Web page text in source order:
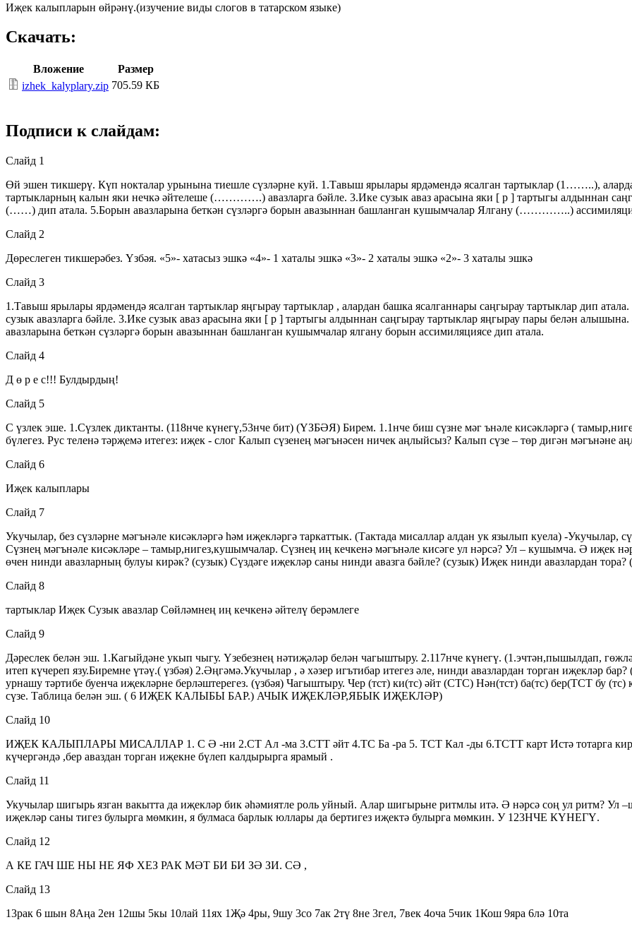
Иҗек калыпларын өйрәнү.(изучение виды слогов в татарском языке)
Скачать:
Вложение
Размер
izhek_kalyplary.zip 705.59 КБ
Подписи к слайдам:
Слайд 1
Өй эшен тикшерү. Күп нокталар урынына тиешле сүзләрне куй. 1.Тавыш ярылары ярдәмендә ясалган тартыклар (1……..),
тартыкларның калын яки нечкә әйтелеше (………….) авазларга бәйле. 3.Ике сузык аваз арасына яки [ р ] тартыгы алдыннан
(……) дип атала. 5.Борын авазларына беткән сүзләргә борын авазыннан башланган кушымчалар Ялгану (…………..)
Слайд 2
Дөреслеген тикшерәбез. Үзбәя. «5»- хатасыз эшкә «4»- 1 хаталы эшкә «3»- 2 хаталы эшкә «2»- 3 хаталы эшкә
Слайд 3
1.Тавыш ярылары ярдәмендә ясалган тартыклар яңгырау тартыклар , алардан башка ясалганнары саңгырау тартыклар дип
сузык авазларга бәйле. 3.Ике сузык аваз арасына яки [ р ] тартыгы алдыннан саңгырау тартыклар яңгырау пары белән
авазларына беткән сүзләргә борын авазыннан башланган кушымчалар ялгану борын ассимиляциясе дип атала.
Слайд 4
Д ө р е с!!! Булдырдың!
Слайд 5
С үзлек эше. 1.Сүзлек диктанты. (118нче күнегү,53нче бит) (ҮЗБӘЯ) Бирем. 1.1нче биш сүзне мәг ънәле кисәкләргә (
бүлегез. Рус теленә тәрҗемә итегез: иҗек - слог Калып сүзенең мәгънәсен ничек аңлыйсыз? Калып сүзе – төр дигән мәгънәне
Слайд 6
Иҗек калыплары
Слайд 7
Укучылар, без сүзләрне мәгънәле кисәкләргә һәм иҗекләргә таркаттык. (Тактада мисаллар алдан ук язылып куела) -Укучылар,
Сүзнең мәгънәле кисәкләре – тамыр,нигез,кушымчалар. Сүзнең иң кечкенә мәгънәле кисәге ул нәрсә? Ул – кушымча. Ә иҗек
өчен нинди авазларның булуы кирәк? (сузык) Сүздәге иҗекләр саны нинди авазга бәйле? (сузык) Иҗек нинди авазлардан тора?
Слайд 8
тартыклар Иҗек Сузык авазлар Сөйләмнең иң кечкенә әйтелү берәмлеге
Слайд 9
Дәреслек белән эш. 1.Кагыйдәне укып чыгу. Үзебезнең нәтиҗәләр белән чагыштыру. 2.117нче күнегү. (1.эчтән,пышылдап,
итеп күчереп язу.Биремне үтәү.( үзбәя) 2.Әңгәмә.Укучылар , ә хәзер игътибар итегез әле, нинди авазлардан торган иҗекләр
урнашу тәртибе буенча иҗекләрне берләштерегез. (үзбәя) Чагыштыру. Чер (тст) ки(тс) әйт (СТС) Нән(тст) ба(тс) бер(ТСТ бу
сүзе. Таблица белән эш. ( 6 ИҖЕК КАЛЫБЫ БАР.) АЧЫК ИҖЕКЛӘР,ЯБЫК ИҖЕКЛӘР)
Слайд 10
ИҖЕК КАЛЫПЛАРЫ МИСАЛЛАР 1. С Ә -ни 2.СТ Ал -ма 3.СТТ әйт 4.ТС Ба -ра 5. ТСТ Кал -ды 6.ТСТТ карт Истә тотарга
күчергәндә ,бер аваздан торган иҗекне бүлеп калдырырга ярамый .
Слайд 11
Укучылар шигырь язган вакытта да иҗекләр бик әһәмиятле роль уйный. Алар шигырьне ритмлы итә. Ә нәрсә соң ул ритм?
иҗекләр саны тигез булырга мөмкин, я булмаса барлык юллары да бертигез иҗектә булырга мөмкин. У 123НЧЕ КҮНЕГҮ.
Слайд 12
А КЕ ГАЧ ШЕ НЫ НЕ ЯФ ХЕЗ РАК МӘТ БИ БИ ЗӘ ЗИ. СӘ ,
Слайд 13
13рак 6 шын 8Аңа 2ен 12шы 5кы 10лай 11ях 1Җә 4ры, 9шу 3со 7ак 2тү 8не 3гел, 7век 4оча 5чик 1Кош 9яра 6лә 10та